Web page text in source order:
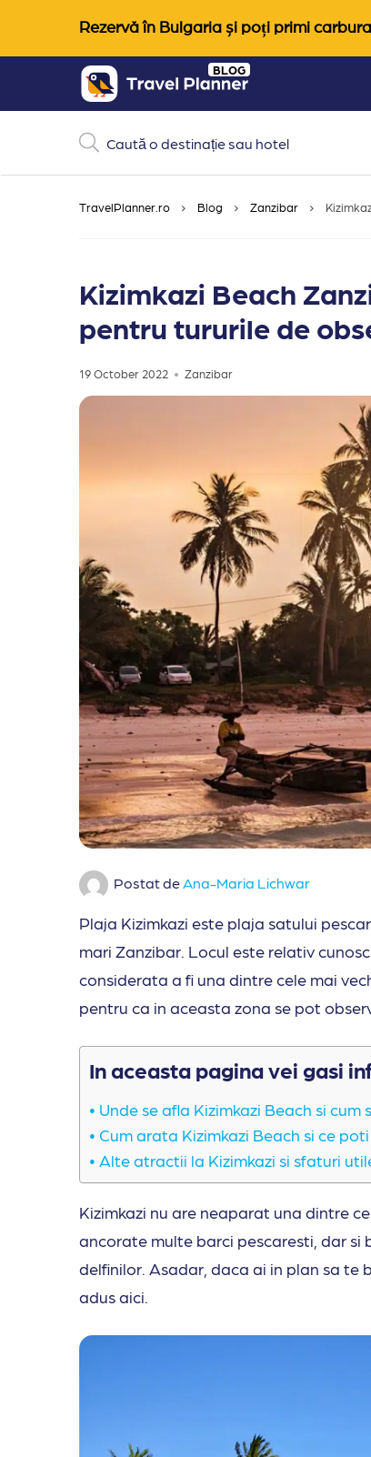
Rezervă în Bulgaria și poți primi
content
BLOG
TravelPlanner.ro Blog Zanzibar
Kizimkazi Beach
pentru tururile de
19 October 2022 Zanzibar
Postat deAna-Maria Lichwar
Plaja Kizimkazi este plaja satului
mari Zanzibar. Locul este relativ
considerata a fi una dintre cele mai
pentru ca in aceasta zona se pot
In aceasta pagina vei gasi
Unde se afla Kizimkazi Beach si
Cum arata Kizimkazi Beach si ce
Alte atractii la Kizimkazi si sfaturi
Kizimkazi nu are neaparat una dintre
ancorate multe barci pescaresti, dar
delfinilor. Asadar, daca ai in plan sa te
adus aici.